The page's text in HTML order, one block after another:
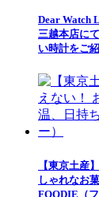
Dear Watch
三越本店に
い時計をご
【東京土産
しゃれなお
FOODIE（フ